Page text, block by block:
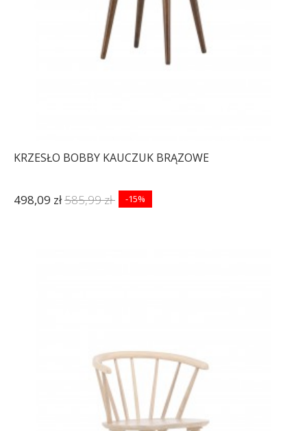
KRZESŁO BOBBY KAUCZUK BRĄZOWE
498,09 zł585,99 zł -15%